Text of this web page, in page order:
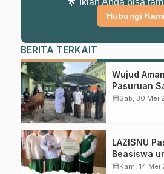
🌟 Iklan Anda bisa
Hubungi Kami
BERITA TERKAIT
Wujud
Pasuruan
Qurban
calendar_monthSab, 30 Mei
LAZISNU Pasuruan Salurkan
Beasiswa
Mampu
calendar_monthKam, 14 Mei